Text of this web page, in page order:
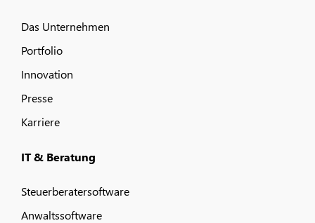
Das Unternehmen
Portfolio
Innovation
Presse
Karriere
IT & Beratung
Steuerberatersoftware
Anwaltssoftware